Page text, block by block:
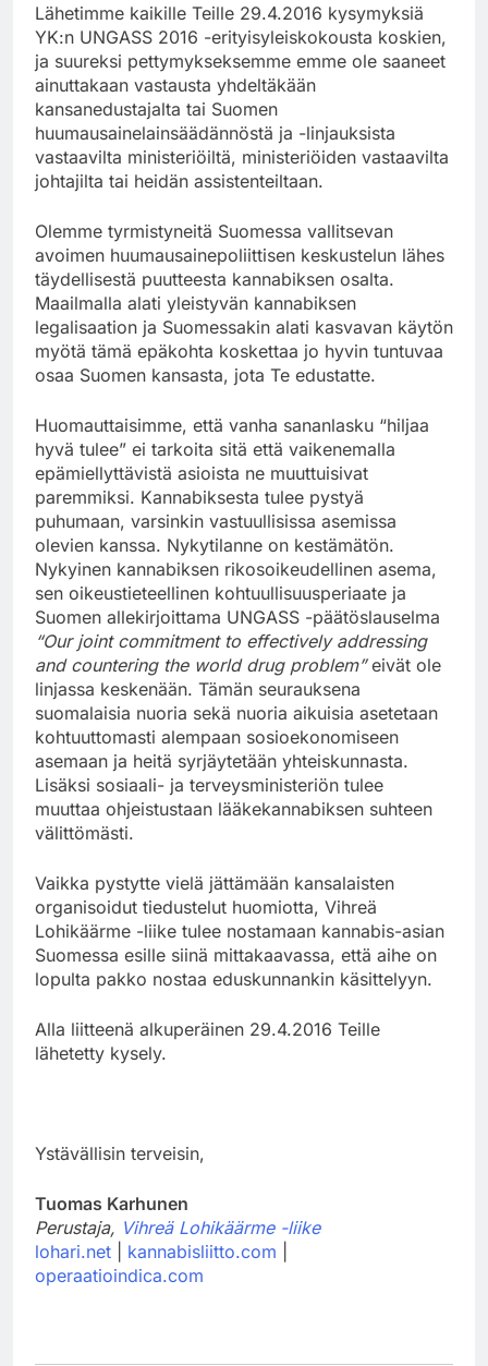
Lähetimme kaikille Teille 29.4.2016 kysymyksiä
YK:n UNGASS 2016 -erityisyleiskokousta koskien,
ja suureksi pettymykseksemme emme ole saaneet
ainuttakaan vastausta yhdeltäkään
kansanedustajalta tai Suomen
huumausainelainsäädännöstä ja -linjauksista
vastaavilta ministeriöiltä, ministeriöiden vastaavilta
johtajilta tai heidän assistenteiltaan.
Olemme tyrmistyneitä Suomessa vallitsevan
avoimen huumausainepoliittisen keskustelun lähes
täydellisestä puutteesta kannabiksen osalta.
Maailmalla alati yleistyvän kannabiksen
legalisaation ja Suomessakin alati kasvavan käytön
myötä tämä epäkohta koskettaa jo hyvin tuntuvaa
osaa Suomen kansasta, jota Te edustatte.
Huomauttaisimme, että vanha sananlasku “hiljaa
hyvä tulee” ei tarkoita sitä että vaikenemalla
epämiellyttävistä asioista ne muuttuisivat
paremmiksi. Kannabiksesta tulee pystyä
puhumaan, varsinkin vastuullisissa asemissa
olevien kanssa. Nykytilanne on kestämätön.
Nykyinen kannabiksen rikosoikeudellinen asema,
sen oikeustieteellinen kohtuullisuusperiaate ja
Suomen allekirjoittama UNGASS -päätöslauselma
“Our joint commitment to effectively addressing
and countering the world drug problem”eivät ole
linjassa keskenään. Tämän seurauksena
suomalaisia nuoria sekä nuoria aikuisia asetetaan
kohtuuttomasti alempaan sosioekonomiseen
asemaan ja heitä syrjäytetään yhteiskunnasta.
Lisäksi sosiaali- ja terveysministeriön tulee
muuttaa ohjeistustaan lääkekannabiksen suhteen
välittömästi.
Vaikka pystytte vielä jättämään kansalaisten
organisoidut tiedustelut huomiotta, Vihreä
Lohikäärme -liike tulee nostamaan kannabis-asian
Suomessa esille siinä mittakaavassa, että aihe on
lopulta pakko nostaa eduskunnankin käsittelyyn.
Alla liitteenä alkuperäinen 29.4.2016 Teille
lähetetty kysely.
Ystävällisin terveisin,
Tuomas Karhunen
Perustaja, Vihreä Lohikäärme -liike
lohari.net
kannabisliitto.com
operaatioindica.com